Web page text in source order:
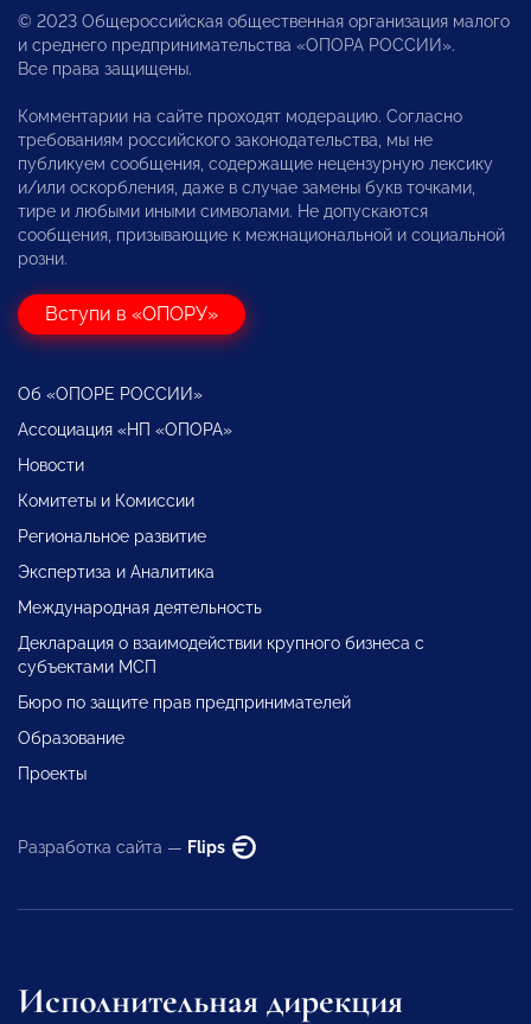
© 2023 Общероссийская общественная организация малого
и среднего предпринимательства «ОПОРА РОССИИ».
Все права защищены.
Комментарии на сайте проходят модерацию. Согласно
требованиям российского законодательства, мы не
публикуем сообщения, содержащие нецензурную лексику
и/или оскорбления, даже в случае замены букв точками,
тире и любыми иными символами. Не допускаются
сообщения, призывающие к межнациональной и социальной
розни.
Вступи в «ОПОРУ»
Об «ОПОРЕ РОССИИ»
Ассоциация «НП «ОПОРА»
Новости
Комитеты и Комиссии
Региональное развитие
Экспертиза и Аналитика
Международная деятельность
Декларация о взаимодействии крупного бизнеса с
субъектами МСП
Бюро по защите прав предпринимателей
Образование
Проекты
Разработка сайта — Flips
Исполнительная дирекция